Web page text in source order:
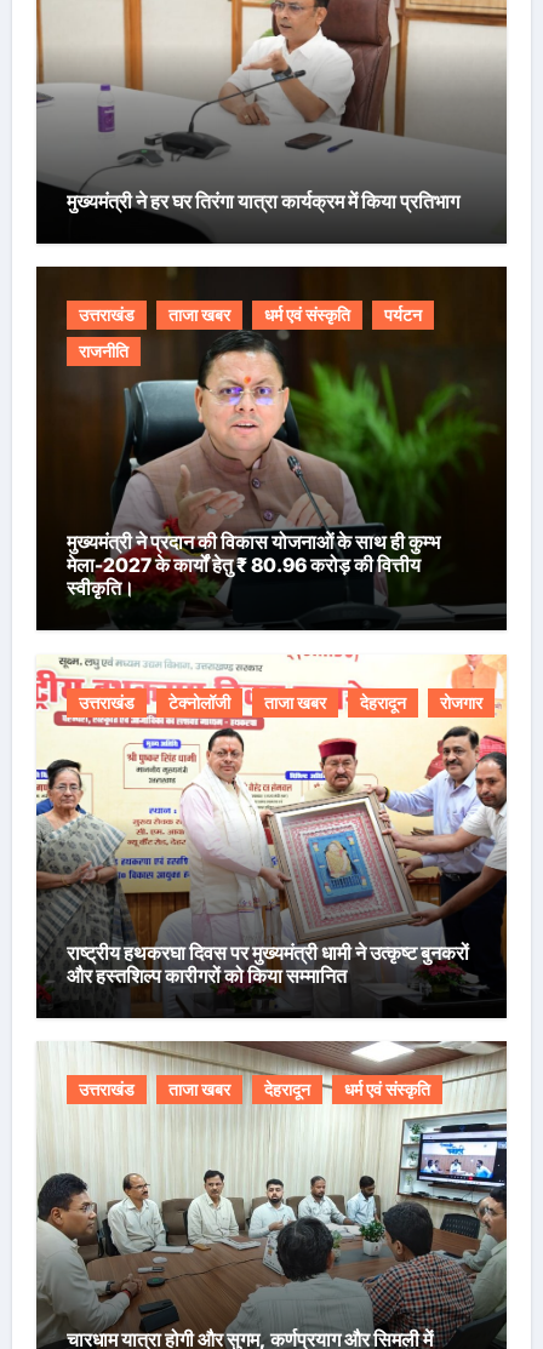
मुख्यमंत्री ने हर घर तिरंगा यात्रा कार्यक्रम में किया प्रतिभाग
उत्तराखंड ताजा खबर धर्म एवं संस्कृति
पर्यटन
राजनीति
मुख्यमंत्री ने प्रदान की विकास योजनाओं के साथ ही कुम्भ
मेला-2027 के कार्यों हेतु ₹ 80.96 करोड़ की वित्तीय
स्वीकृति।
उत्तराखंड टेक्नोलॉजी ताजा खबर देहरादून रोजगार
राष्ट्रीय हथकरघा दिवस पर मुख्यमंत्री धामी ने उत्कृष्ट बुनकरों
और हस्तशिल्प कारीगरों को किया सम्मानित
उत्तराखंड ताजा खबर देहरादून धर्म एवं संस्कृति
चारधाम यात्रा होगी और सुगम, कर्णप्रयाग और सिमली में